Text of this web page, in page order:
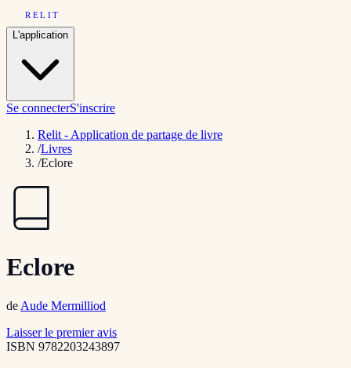
RELIT
L'application
Se connecterS'inscrire
Relit - Application de partage de livre
/Livres
/Eclore
Eclore
de Aude Mermilliod
Laisser le premier avis
ISBN 9782203243897